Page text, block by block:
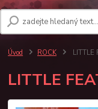
Úvod ROCK LITTLE
LITTLE